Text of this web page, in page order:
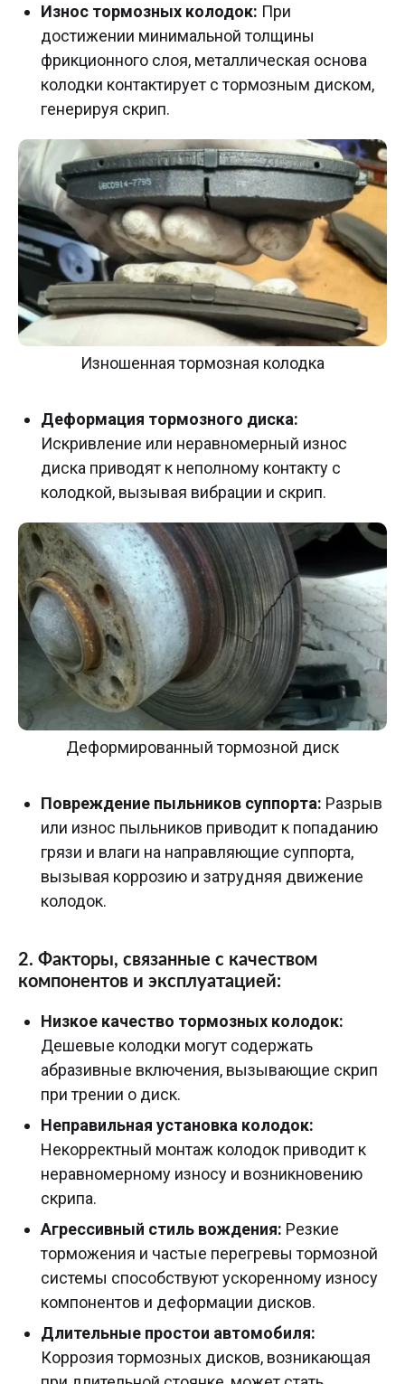
Износ тормозных колодок: При
достижении минимальной толщины
фрикционного слоя, металлическая основа
колодки контактирует с тормозным диском,
генерируя скрип.
Изношенная тормозная колодка
Деформация тормозного диска:
Искривление или неравномерный износ
диска приводят к неполному контакту с
колодкой, вызывая вибрации и скрип.
Деформированный тормозной диск
Повреждение пыльников суппорта: Разрыв
или износ пыльников приводит к попаданию
грязи и влаги на направляющие суппорта,
вызывая коррозию и затрудняя движение
колодок.
2. Факторы, связанные с качеством
компонентов и эксплуатацией:
Низкое качество тормозных колодок:
Дешевые колодки могут содержать
абразивные включения, вызывающие скрип
при трении о диск.
Неправильная установка колодок:
Некорректный монтаж колодок приводит к
неравномерному износу и возникновению
скрипа.
Агрессивный стиль вождения: Резкие
торможения и частые перегревы тормозной
системы способствуют ускоренному износу
компонентов и деформации дисков.
Длительные простои автомобиля:
Коррозия тормозных дисков, возникающая